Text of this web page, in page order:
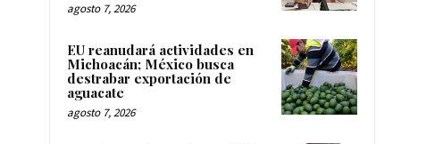
agosto 7, 2026
EU reanudará actividades en
Michoacán; México busca
destrabar exportación de
aguacate
agosto 7, 2026